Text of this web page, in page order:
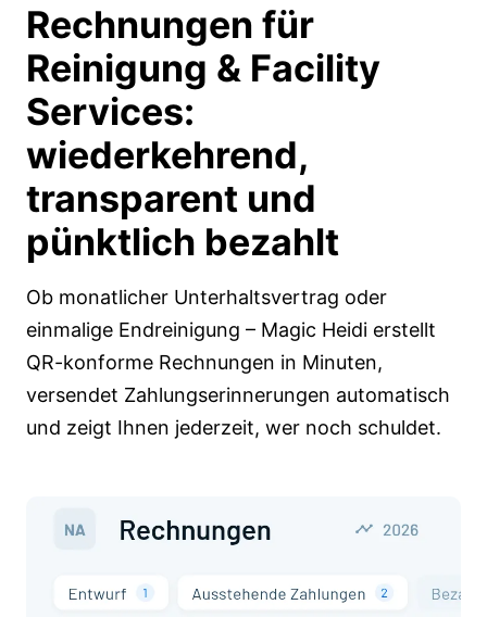
Rechnungen für
Reinigung & Facility
Services:
wiederkehrend,
transparent und
pünktlich bezahlt
Ob monatlicher Unterhaltsvertrag oder
einmalige Endreinigung – Magic Heidi erstellt
QR-konforme Rechnungen in Minuten,
versendet Zahlungserinnerungen automatisch
und zeigt Ihnen jederzeit, wer noch schuldet.